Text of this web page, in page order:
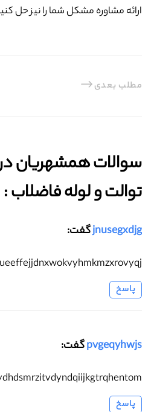
ارائه مشاوره مشکل شما را نیز حل
مطلب بعدی
سوالات همشهریان
توالت و لوله فاضلاب :‌
jnusegxdjgگفت:
پاسخ
pvgeqyhwjsگفت:
پاسخ